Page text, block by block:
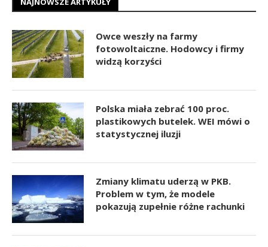
Owce weszły na farmy
fotowoltaiczne. Hodowcy i firmy
widzą korzyści
Polska miała zebrać 100 proc.
plastikowych butelek. WEI mówi o
statystycznej iluzji
Zmiany klimatu uderzą w PKB.
Problem w tym, że modele
pokazują zupełnie różne rachunki